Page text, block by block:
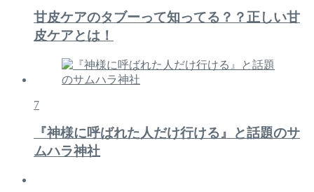
甘皮ケアのタブーって知ってる？？正しい甘
皮ケアとは！
7
『神様に呼ばれた人だけ行ける』と話題のサ
ムハラ神社